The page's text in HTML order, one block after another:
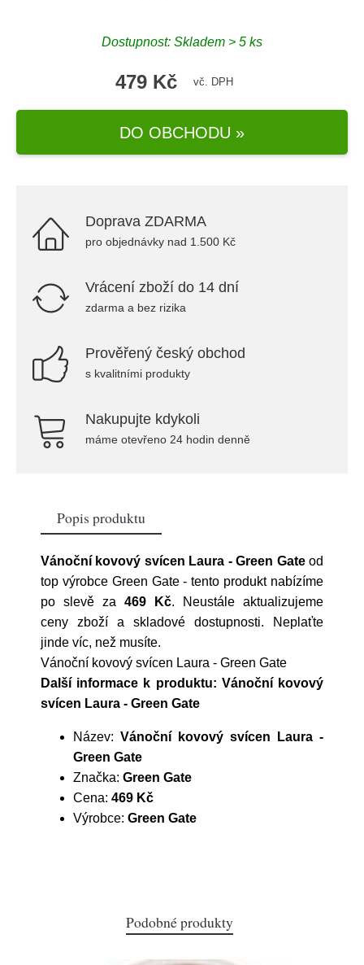
Dostupnost: Skladem > 5 ks
479 Kč vč. DPH
DO OBCHODU »
Doprava ZDARMA
pro objednávky nad 1.500 Kč
Vrácení zboží do 14 dní
zdarma a bez rizika
Prověřený český obchod
s kvalitními produkty
Nakupujte kdykoli
máme otevřeno 24 hodin denně
Popis produktu
Vánoční kovový svícen Laura - Green Gateod
top výrobce Green Gate- tento produkt nabízíme
po slevě za 469 Kč. Neustále aktualizujeme
ceny zboží a skladové dostupnosti. Neplaťte
jinde víc, než musíte.
Vánoční kovový svícen Laura - Green Gate
Další informace k produktu: Vánoční kovový
svícen Laura - Green Gate
Název: Vánoční kovový svícen Laura -
Green Gate
Značka: Green Gate
Cena: 469 Kč
Výrobce: Green Gate
Podobné produkty